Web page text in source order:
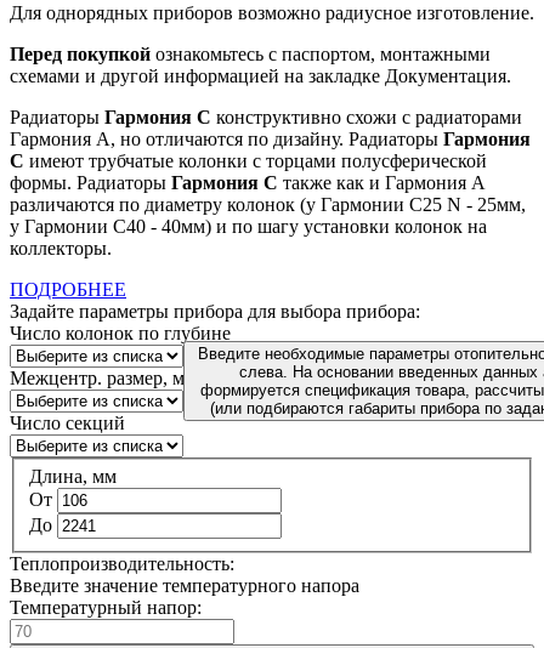
Для однорядных приборов возможно радиусное изготовление.
Перед покупкой ознакомьтесь с паспортом, монтажными
схемами и другой информацией на закладке Документация.
Радиаторы Гармония С конструктивно схожи с радиаторами
Гармония А, но отличаются по дизайну. Радиаторы Гармония
С имеют трубчатые колонки с торцами полусферической
формы. Радиаторы Гармония С также как и Гармония А
различаются по диаметру колонок (у Гармонии С25 N - 25мм,
у Гармонии С40 - 40мм) и по шагу установки колонок на
коллекторы.
ПОДРОБНЕЕ
Задайте параметры прибора для выбора прибора:
Число колонок по глубине
Введите необходимые параметры
слева. На основании введенных данных
формируется спецификация товара,
(или подбираются габариты прибора по
Межцентр. размер, мм
Число секций
Длина, мм
От
До
Теплопроизводительность:
Введите значение температурного напора
Температурный напор: